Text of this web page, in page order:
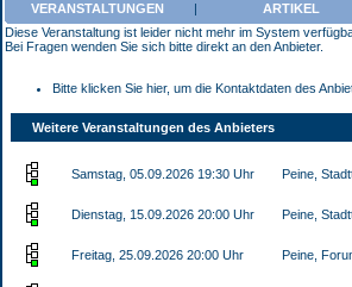
VERANSTALTUNGEN | ARTIKEL
Diese Veranstaltung ist leider nicht mehr im System
Bei Fragen wenden Sie sich bitte direkt an den Anbieter.
Bitte klicken Sie hier, um die Kontaktdaten des
Weitere Veranstaltungen des Anbieters
Samstag, 05.09.2026 19:30 Uhr Peine,
Dienstag, 15.09.2026 20:00 Uhr Peine,
Freitag, 25.09.2026 20:00 Uhr Peine,